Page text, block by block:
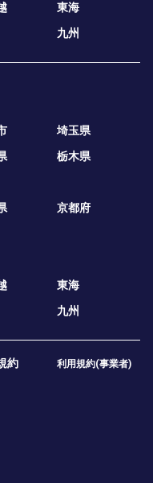
東海
九州
埼玉県
栃木県
京都府
東海
九州
約 利用規約(事業者)